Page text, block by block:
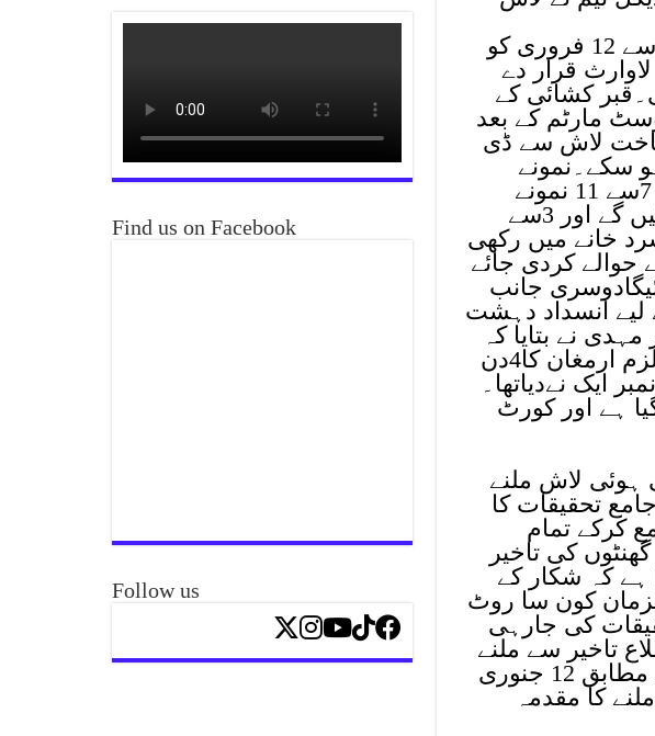
واضح رہے کہ مقتول مصطفی عامر کی لاش دریجی پولیس کی جانب سے 12 فروری کو
کی لاش لاوارث قرار دے
کشائی کے
مارٹم کے بعد
لاش سے ڈی
سکے۔نمونے
حاصل کرلیے گئےذرائع کا بتانا ہے کہ مقتول مصطفی عامر کی لاش کے 7سے 11 نمونے
حاصل کیے گئے ہیں جو جامعہ کراچی کی فارنزک لیبارٹری بھجوائے جائیں گے اور 3سے
خانے میں رکھی
کردی جائے
جانب
لیے انسداد دہشت
مہدی نے بتایا کہ
ہماری درخواست پر کورٹ نمبر 3 کانوٹیفکیشن جاری کردیا گیا ہے۔ ملزم ارمغان کا4دن
نمبر ایک نےدیاتھا۔
ہے اور کورٹ
لاش ملنے
تحقیقات کا
کرکے تمام
کی تاخیر
ہے کہ شکار کے
کون سا روٹ
کی جارہی
تاخیر سے ملنے
پر پولیس کی غفلت سامنے آئی تو محکمانہ کارروائی ہوگی۔پولیس کے مطابق 12 جنوری
کا مقدمہ
Find us on Facebook
Follow us